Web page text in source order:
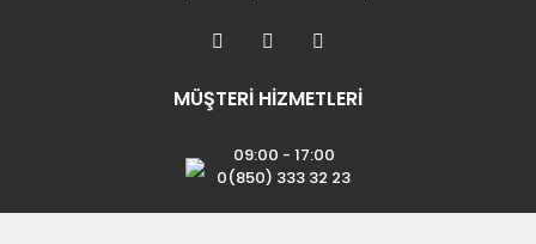
MÜŞTERİ HİZMETLERİ
09:00 - 17:00
0(850) 333 32 23